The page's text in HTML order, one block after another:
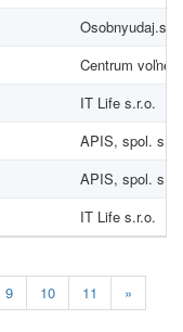
Osobnyudaj.sk
Centrum
IT Life s.r.o.
APIS, spol. s
APIS, spol. s
IT Life s.r.o.
9 10 11 »